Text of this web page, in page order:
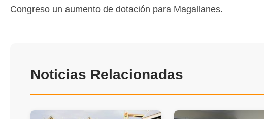
Congreso un aumento de dotación para Magallanes.
Noticias Relacionadas